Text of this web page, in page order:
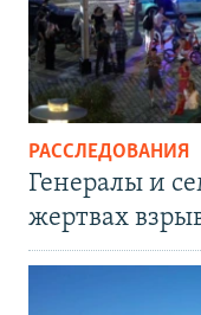
РАССЛЕДОВАНИЯ
Генералы и
жертвах